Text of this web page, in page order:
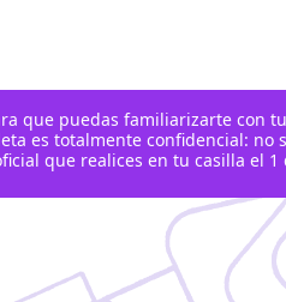
que puedas familiarizarte con
es totalmente confidencial: no
que realices en tu casilla el 1